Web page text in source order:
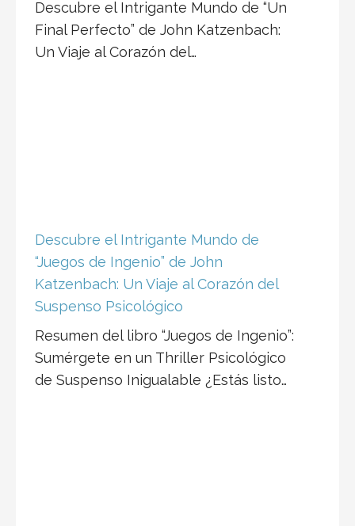
Descubre el Intrigante Mundo de “Un
Final Perfecto” de John Katzenbach:
Un Viaje al Corazón del…
Descubre el Intrigante Mundo de
“Juegos de Ingenio” de John
Katzenbach: Un Viaje al Corazón del
Suspenso Psicológico
Resumen del libro “Juegos de Ingenio”:
Sumérgete en un Thriller Psicológico
de Suspenso Inigualable ¿Estás listo…